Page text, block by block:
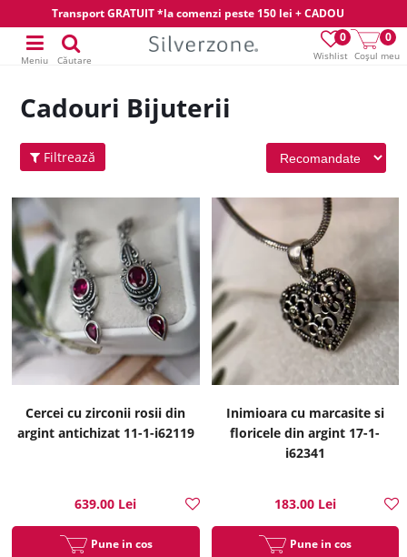
Transport GRATUIT *la comenzi peste 150 lei + CADOU
Wishlist
0
Coșul meu
0
Meniu Căutare
Cadouri Bijuterii
Filtrează
Cercei cu zirconii rosii din
argint antichizat 11-1-i62119
639.00 Lei
Pune in cos
Inimioara cu marcasite si
floricele din argint 17-1-
i62341
183.00 Lei
Pune in cos